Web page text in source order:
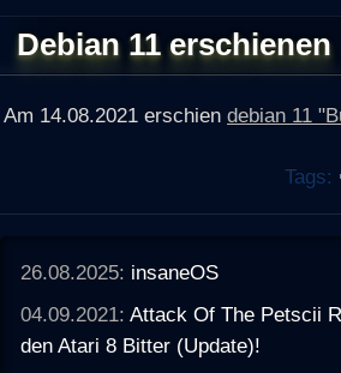
Debian 11 erschienen
Am 14.08.2021 erschien debian 11
Tags:
26.08.2025: insaneOS
04.09.2021:Attack Of The Petscii
den Atari 8 Bitter (Update)!